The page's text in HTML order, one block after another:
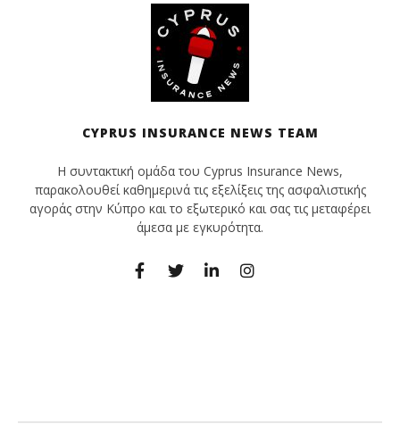
CYPRUS INSURANCE NEWS TEAM
Η συντακτική ομάδα του Cyprus Insurance News,
παρακολουθεί καθημερινά τις εξελίξεις της ασφαλιστικής
αγοράς στην Κύπρο και το εξωτερικό και σας τις μεταφέρει
άμεσα με εγκυρότητα.